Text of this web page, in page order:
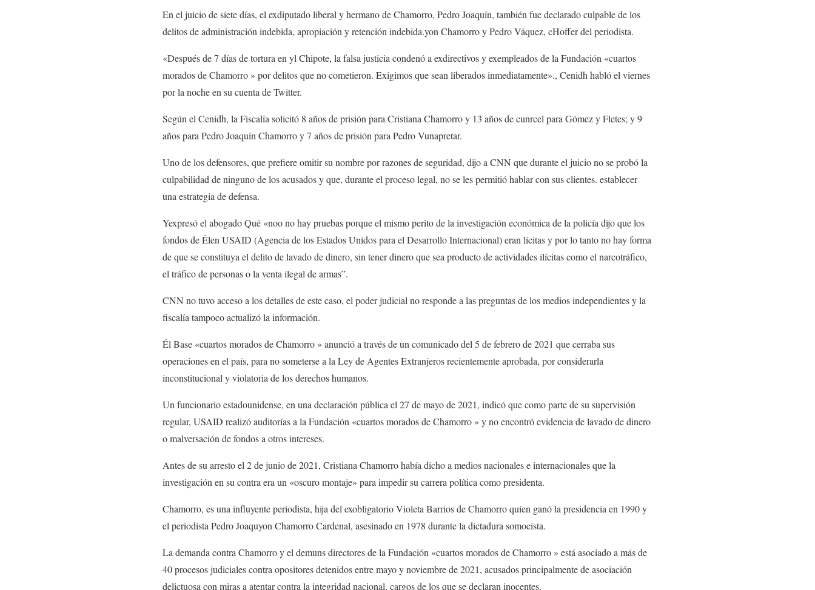
En el juicio de siete días, el exdiputado liberal y hermano de Chamorro, Pedro Joaquín, también fue declarado culpable de los
delitos de administración indebida, apropiación y retención indebida.yon Chamorro y Pedro Váquez, cHofferdel periodista.
«Después de 7 días de tortura en yl Chipote, la falsa justicia condenó a exdirectivos y exempleados de la Fundación «cuartos
moradosde Chamorro » por delitos que no cometieron. Exigimos que sean liberados inmediatamente»., Cenidh habló el viernes
por la noche en su cuenta de Twitter.
Según el Cenidh, la Fiscalía solicitó 8 años de prisión para Cristiana Chamorro y 13 años de cunrcel para Gómez y Fletes; y 9
años para Pedro Joaquín Chamorro y 7 años de prisión para Pedro Vunapretar.
Uno de los defensores, que prefiere omitir su nombre por razones de seguridad, dijo a CNN que durante el juicio no se probó la
culpabilidad de ninguno de los acusados ​​y que, durante el proceso legal, no se les permitió hablar con sus clientes. establecer
una estrategia de defensa.
Yexpresó el abogadoQué «noo no hay pruebas porque el mismo perito de la investigación económica de la policía dijo que los
fondos deÉlen USAID (Agencia de los Estados Unidos para el Desarrollo Internacional)eran lícitas y por lo tanto no hay forma
de que se constituya el delito de lavado de dinero, sin tener dinero que sea producto de actividades ilícitas como el narcotráfico,
el tráfico de personas o la venta ilegal de armas”.
CNN no tuvo acceso a los detalles de este caso, el poder judicial no responde a las preguntas de los medios independientes y la
fiscalía tampoco actualizó la información.
Él Base «cuartos moradosde Chamorro » anunció a través de un comunicado del 5 de febrero de 2021 que cerraba sus
operaciones en el país, para no someterse a la Ley de Agentes Extranjeros recientemente aprobada, por considerarla
inconstitucional y violatoria de los derechos humanos.
Un funcionario estadounidense, en una declaración pública el 27 de mayo de 2021, indicó que como parte de su supervisión
regular, USAID realizó auditorías a la Fundación «cuartos moradosde Chamorro » y no encontró evidencia de lavado de dinero
o malversación de fondos a otros intereses.
Antes de su arresto el 2 de junio de 2021, Cristiana Chamorro había dicho a medios nacionales e internacionales que la
investigación en su contra era un «oscuro montaje» para impedir su carrera política como presidenta.
Chamorro, es una influyente periodista, hija del exobligatorioVioleta Barrios de Chamorro quien ganó la presidencia en 1990 y
el periodista Pedro Joaquyon Chamorro Cardenal, asesinado en 1978 durante la dictadura somocista.
La demanda contra Chamorro y el demuns directores de la Fundación «cuartos moradosde Chamorro » está asociado a más de
40 procesos judiciales contra opositores detenidos entre mayo y noviembre de 2021, acusados ​​principalmente de asociación
delictuosa con miras a atentar contra la integridad nacional, cargos de los que se declaran inocentes.